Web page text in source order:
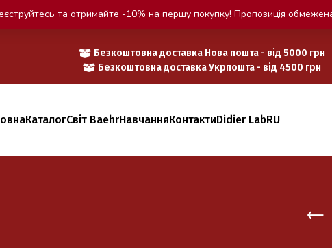
Безкоштовна доставка Нова пошта - від 5000 грн
Безкоштовна доставка Укрпошта - від 4500 грн
КаталогСвіт BaehrНавчанняКонтактиDidier LabRU
та отримайте -10% на першу покупку! Пропозиція